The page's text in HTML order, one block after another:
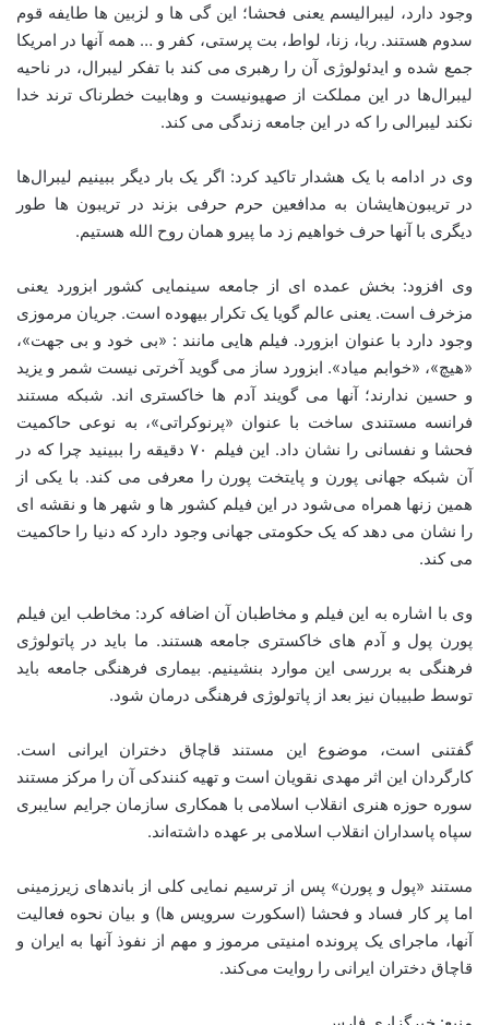
وجود دارد، لیبرالیسم یعنی فحشا؛ این گی ها و لزبین ها طایفه قوم
سدوم هستند. ربا، زنا، لواط، بت پرستی، کفر و … همه آنها در امریکا
جمع شده و ایدئولوژی آن را رهبری می کند با تفکر لیبرال، در ناحیه
لیبرال‌ها در این مملکت از صهیونیست و وهابیت خطرناک ترند خدا
نکند لیبرالی را که در این جامعه زندگی می کند.
وی در ادامه با یک هشدار تاکید کرد: اگر یک بار دیگر ببینیم لیبرال‌ها
در تریبون‌هایشان به مدافعین حرم حرفی بزند در تریبون ها طور
دیگری با آنها حرف خواهیم زد ما پیرو همان روح الله هستیم.
وی افزود: بخش عمده ای از جامعه سینمایی کشور ابزورد یعنی
مزخرف است. یعنی عالم گویا یک تکرار بیهوده است. جریان مرموزی
وجود دارد با عنوان ابزورد. فیلم هایی مانند : «بی خود و بی جهت»،
«هیچ»، «خوابم میاد». ابزورد ساز می گوید آخرتی نیست شمر و یزید
و حسین ندارند؛ آنها می گویند آدم ها خاکستری اند. شبکه مستند
فرانسه مستندی ساخت با عنوان «پرنوکراتی»، به نوعی حاکمیت
فحشا و نفسانی را نشان داد. این فیلم ۷۰ دقیقه را ببینید چرا که در
آن شبکه جهانی پورن و پایتخت پورن را معرفی می کند. با یکی از
همین زنها همراه می‌شود در این فیلم کشور ها و شهر ها و نقشه ای
را نشان می دهد که یک حکومتی جهانی وجود دارد که دنیا را حاکمیت
می کند‌.
وی با اشاره به این فیلم و مخاطبان آن اضافه کرد: مخاطب این فیلم
پورن پول و آدم های خاکستری جامعه هستند. ما باید در پاتولوژی
فرهنگی به بررسی این موارد بنشینیم. بیماری فرهنگی جامعه باید
توسط طبیبان نیز بعد از پاتولوژی فرهنگی درمان شود.
گفتنی است، موضوع این مستند قاچاق دختران ایرانی است.
کارگردان این اثر مهدی نقویان است و تهیه کنند‌کی آن را مرکز مستند
سوره حوزه هنری انقلاب اسلامی با همکاری سازمان جرایم سایبری
سپاه پاسداران انقلاب اسلامی بر عهده داشته‌اند.
مستند «پول و پورن» پس از ترسیم نمایی کلی از باندهای زیرزمینی
اما پر کار فساد و فحشا (اسکورت سرویس ها) و بیان نحوه فعالیت
آنها، ماجرای یک پرونده امنیتی مرموز و مهم از نفوذ آنها به ایران و
قاچاق دختران ایرانی را روایت می‌کند.